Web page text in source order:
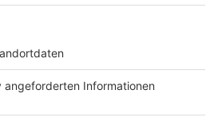
einzelne unbemerkte Infektion
aber auch im Job,
führen. Die möglichen
aber auch die Folgen für die
etwaige Einschränkungen,